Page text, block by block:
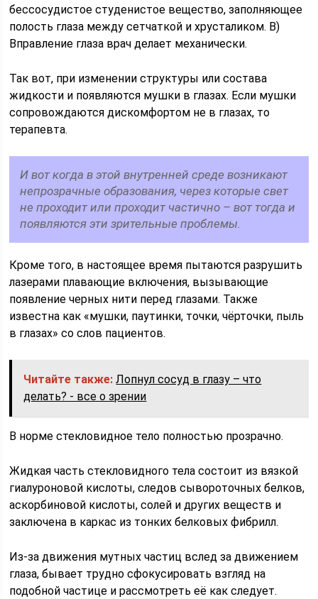
бессосудистое студенистое вещество, заполняющее
полость глаза между сетчаткой и хрусталиком. В)
Вправление глаза врач делает механически.
Так вот, при изменении структуры или состава
жидкости и появляются мушки в глазах. Если мушки
сопровождаются дискомфортом не в глазах, то
терапевта.
И вот когда в этой внутренней среде возникают
непрозрачные образования, через которые свет
не проходит или проходит частично – вот тогда и
появляются эти зрительные проблемы.
Кроме того, в настоящее время пытаются разрушить
лазерами плавающие включения, вызывающие
появление черных нити перед глазами. Также
известна как «мушки, паутинки, точки, чёрточки, пыль
в глазах» со слов пациентов.
Читайте также: Лопнул сосуд в глазу – что
делать? - все о зрении
В норме стекловидное тело полностью прозрачно.
Жидкая часть стекловидного тела состоит из вязкой
гиалуроновой кислоты, следов сывороточных белков,
аскорбиновой кислоты, солей и других веществ и
заключена в каркас из тонких белковых фибрилл.
Из-за движения мутных частиц вслед за движением
глаза, бывает трудно сфокусировать взгляд на
подобной частице и рассмотреть её как следует.